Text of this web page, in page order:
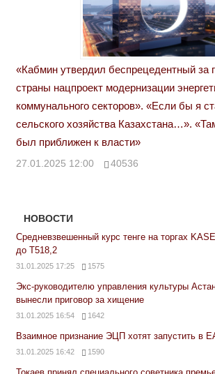
«Кабмин утвердил беспрецедентный за
страны нацпроект модернизации
коммунального секторов». «Если бы я
сельского хозяйства Казахстана…».
был приближен к власти»
27.01.2025 12:00 40536
НОВОСТИ
Средневзвешенный курс тенге на торгах
до Т518,2
31.01.2025 17:25 1575
Экс-руководителю управления культуры
вынесли приговор за хищение
31.01.2025 16:54 1642
Взаимное признание ЭЦП хотят запустить в
31.01.2025 16:42 1590